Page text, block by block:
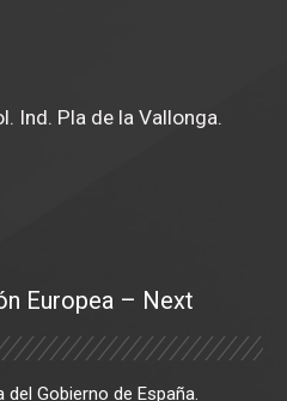
Ind. Pla de la Vallonga.
Europea – Next
del Gobierno de España.